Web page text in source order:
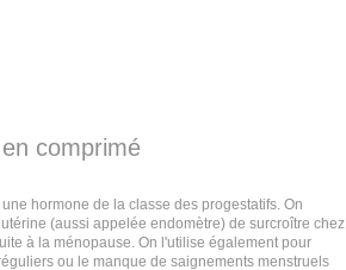
comprimé
hormone de la classe des progestatifs. On
(aussi appelée endomètre) de surcroître chez
à la ménopause. On l'utilise également pour
ou le manque de saignements menstruels